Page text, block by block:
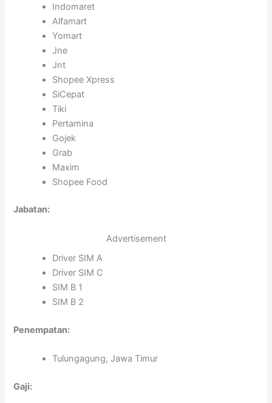
Indomaret
Alfamart
Yomart
Jne
Jnt
Shopee Xpress
SiCepat
Tiki
Pertamina
Gojek
Grab
Maxim
Shopee Food
Jabatan:
Advertisement
Driver SIM A
Driver SIM C
SIM B 1
SIM B 2
Penempatan:
Tulungagung, Jawa Timur
Gaji: